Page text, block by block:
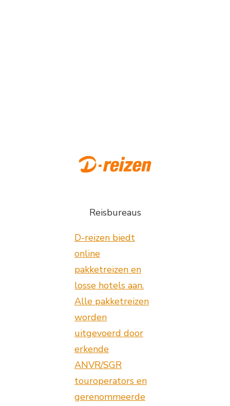
Reisbureaus
D-reizen biedt
online
pakketreizen en
losse hotels aan.
Alle pakketreizen
worden
uitgevoerd door
erkende
ANVR/SGR
touroperators en
gerenommeerde